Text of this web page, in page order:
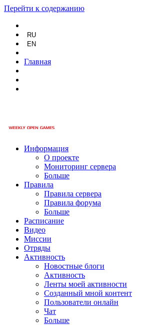
Перейти к содержанию
RU
EN
Главная
Информация
О проекте
Мониторинг сервера
Больше
Правила
Правила сервера
Правила форума
Больше
Расписание
Видео
Миссии
Отряды
Активность
Новостные блоги
Активность
Ленты моей активности
Созданный мной контент
Пользователи онлайн
Чат
Больше